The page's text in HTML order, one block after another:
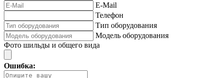
E-Mail
Телефон
Тип оборудования
Модель оборудования
Фото шильды и общего вида
Ошибка: